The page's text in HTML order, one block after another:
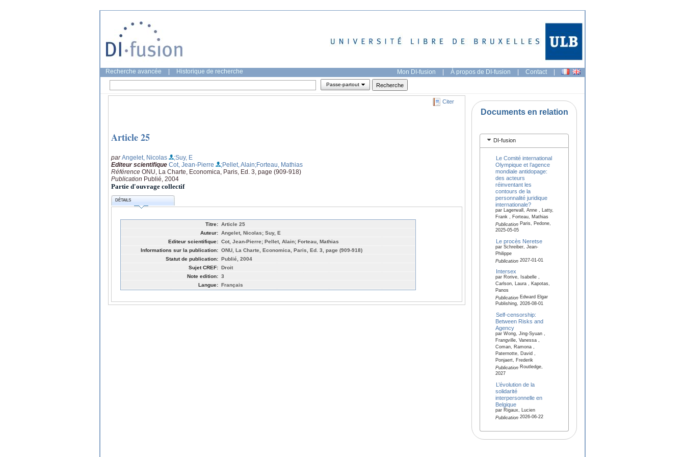
Recherche avancée Historique de recherche Mon DI-fusion | À propos de DI-fusion | Contact |
Passe-partout
Citer
Article 25
parAngelet, Nicolas
;Suy, E
Editeur scientifique Cot, Jean-Pierre ;Pellet, Alain;Forteau, Mathias
Référence ONU, La Charte, Economica, Paris, Ed. 3, page (909-918)
Publication Publié, 2004
Partie d'ouvrage collectif
DÉTAILS
Titre: Article 25
Auteur: Angelet, Nicolas; Suy, E
Editeur scientifique: Cot, Jean-Pierre; Pellet, Alain; Forteau, Mathias
Informations sur la publication: ONU, La Charte, Economica, Paris, Ed. 3, page (909-918)
Statut de publication: Publié, 2004
Sujet CREF: Droit
Note edition: 3
Langue: Français
Documents en relation
DI-fusion
Le Comité international
Olympique et l’agence
mondiale antidopage:
des acteurs
réinventant les
contours de la
personnalité juridique
internationale?
par Lagerwall, Anne , Latty,
Frank , Forteau, Mathias
PublicationParis, Pedone,
2025-05-05
Le procès Neretse
par Schreiber, Jean-
Philippe
Publication2027-01-01
Intersex
par Rorive, Isabelle ,
Carlson, Laura , Kapotas,
Panos
PublicationEdward Elgar
Publishing, 2026-08-01
Self-censorship:
Between Risks and
Agency
par Wong, Jing-Syuan ,
Frangville, Vanessa ,
Coman, Ramona ,
Paternotte, David ,
Ponjaert, Frederik
PublicationRoutledge,
2027
L’évolution de la
solidarité
interpersonnelle en
Belgique
par Rigaux, Lucien
Publication2026-06-22